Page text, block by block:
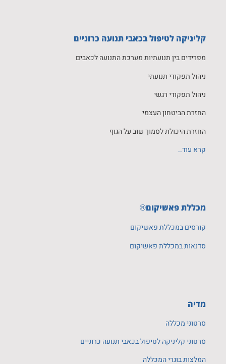
קליניקה לטיפול בכאבי תנועה כרוניים
מפרידים בין תנועתיות מערכת התנועה לכאבים
ניהול תפקודי תנועתי
ניהול תפקודי רגשי
החזרת הביטחון העצמי
החזרת היכולת לסמוך שוב על הגוף
קרא עוד..
מכללת פאשיקום®
קורסים במכללת פאשיקום
סדנאות במכללת פאשיקום
מדיה
סרטוני מכללה
סרטוני קליניקה לטיפול בכאבי תנועה כרוניים
המלצות בוגרי המכללה